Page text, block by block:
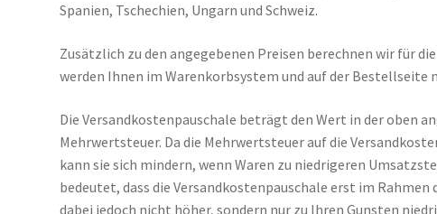
Spanien, Tschechien, Ungarn und Schweiz.
Zusätzlich zu den angegebenen Preisen berechnen wir für
werden Ihnen im Warenkorbsystem und auf der
Die Versandkostenpauschale beträgt den Wert in der oben
Mehrwertsteuer. Da die Mehrwertsteuer auf die
kann sie sich mindern, wenn Waren zu niedrigeren
bedeutet, dass die Versandkostenpauschale erst im
dabei jedoch nicht höher, sondern nur zu Ihren Gunsten